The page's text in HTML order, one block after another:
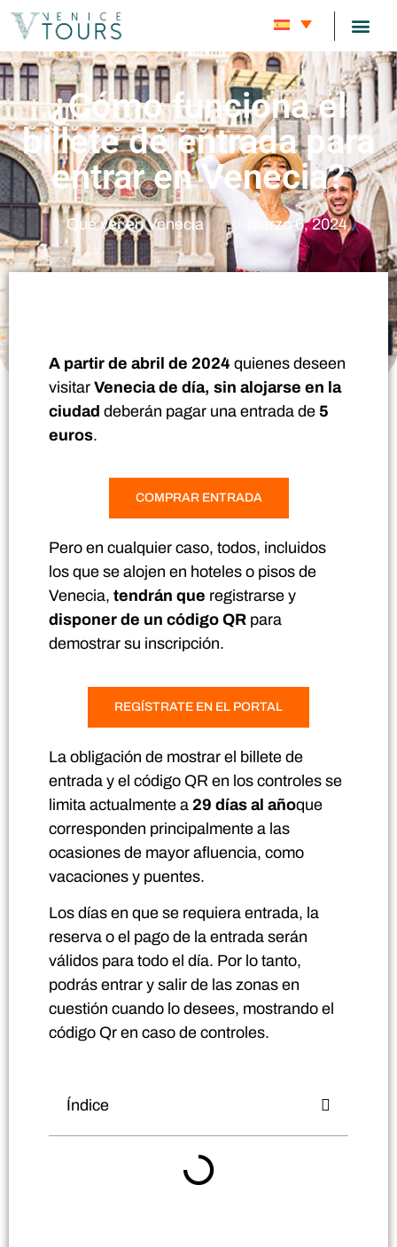
¿Cómo funciona el
billete de entrada para
entrar en Venecia?
Qué ver en Venecia marzo 6, 2024
A partir de abril de 2024 quienes deseen
visitar Venecia de día, sin alojarse en la
ciudad deberán pagar una entrada de 5
euros.
COMPRAR ENTRADA
Pero en cualquier caso, todos, incluidos
los que se alojen en hoteles o pisos de
Venecia, tendrán que registrarse y
disponer de un código QR para
demostrar su inscripción.
REGÍSTRATE EN EL PORTAL
La obligación de mostrar el billete de
entrada y el código QR en los controles se
limita actualmente a 29 días al añoque
corresponden principalmente a las
ocasiones de mayor afluencia, como
vacaciones y puentes.
Los días en que se requiera entrada, la
reserva o el pago de la entrada serán
válidos para todo el día. Por lo tanto,
podrás entrar y salir de las zonas en
cuestión cuando lo desees, mostrando el
código Qr en caso de controles.
Índice